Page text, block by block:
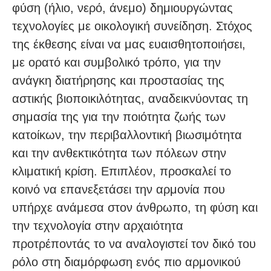
φύση (ήλιο, νερό, άνεμο) δημιουργώντας
τεχνολογίες με οικολογική συνείδηση. Στόχος
της έκθεσης είναι να μας ευαισθητοποιήσει,
με ορατό και συμβολικό τρόπο, για την
ανάγκη διατήρησης και προστασίας της
αστικής βιοποικιλότητας, αναδεικνύοντας τη
σημασία της για την ποιότητα ζωής των
κατοίκων, την περιβαλλοντική βιωσιμότητα
και την ανθεκτικότητα των πόλεων στην
κλιματική κρίση. Επιπλέον, προσκαλεί το
κοινό να επανεξετάσει την αρμονία που
υπήρχε ανάμεσα στον άνθρωπο, τη φύση και
την τεχνολογία στην αρχαιότητα
προτρέποντάς το να αναλογιστεί τον δικό του
ρόλο στη διαμόρφωση ενός πιο αρμονικού